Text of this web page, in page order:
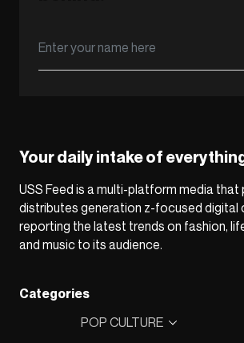
Your daily intake of
USS Feed is a multi-platform media that
distributes generation z-focused digital
reporting the latest trends on fashion,
and music to its audience.
Categories
POP CULTURE